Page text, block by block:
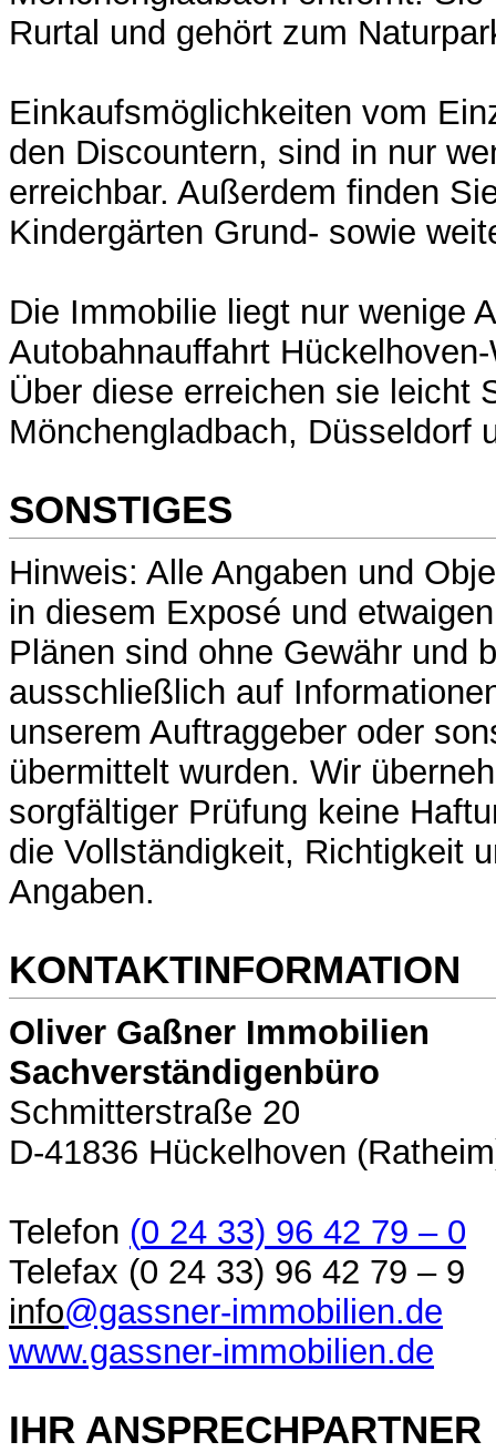
Rurtal und gehört zum
Einkaufsmöglichkeiten vom
den Discountern, sind in nur
erreichbar. Außerdem finden
Kindergärten Grund- sowie
Die Immobilie liegt nur wenige
Autobahnauffahrt
Über diese erreichen sie leicht
Mönchengladbach, Düsseldorf
SONSTIGES
Hinweis: Alle Angaben und
in diesem Exposé und
Plänen sind ohne Gewähr und
ausschließlich auf
unserem Auftraggeber oder
übermittelt wurden. Wir
sorgfältiger Prüfung keine
die Vollständigkeit, Richtigkeit
Angaben.
KONTAKTINFORMATION
Oliver Gaßner Immobilien
Sachverständigenbüro
Schmitterstraße 20
D-41836 Hückelhoven
Telefon (0 24 33) 96 42 79 – 0
Telefax (0 24 33) 96 42 79 – 9
info@gassner-immobilien.de
www.gassner-immobilien.de
IHR ANSPRECHPARTNER